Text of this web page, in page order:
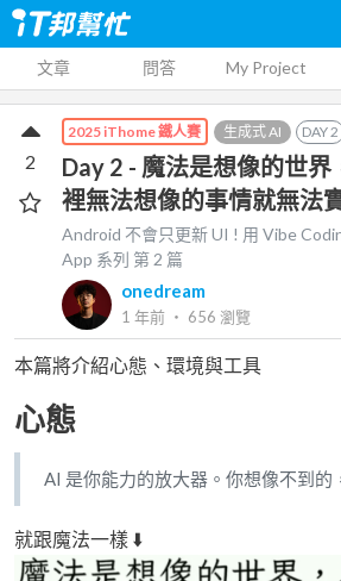
文章 問答 My Project
2025 iThome 鐵人賽 生成式 AI DAY2
Day 2 - 魔法是想像的世
裡無法想像的事情就無法
Android 不會只更新 UI ! 用 Vibe
App 系列 第2 篇
onedream
1 年前 ‧ 656 瀏覽
2
本篇將介紹心態、環境與工具
心態
AI 是你能力的放大器。你想像不到的
就跟魔法一樣 ⬇️